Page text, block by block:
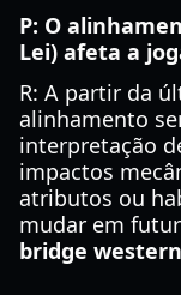
P: O
Lei) afeta a
R: A partir da
alinhamento
interpretação
impactos
atributos ou
mudar em
bridge western